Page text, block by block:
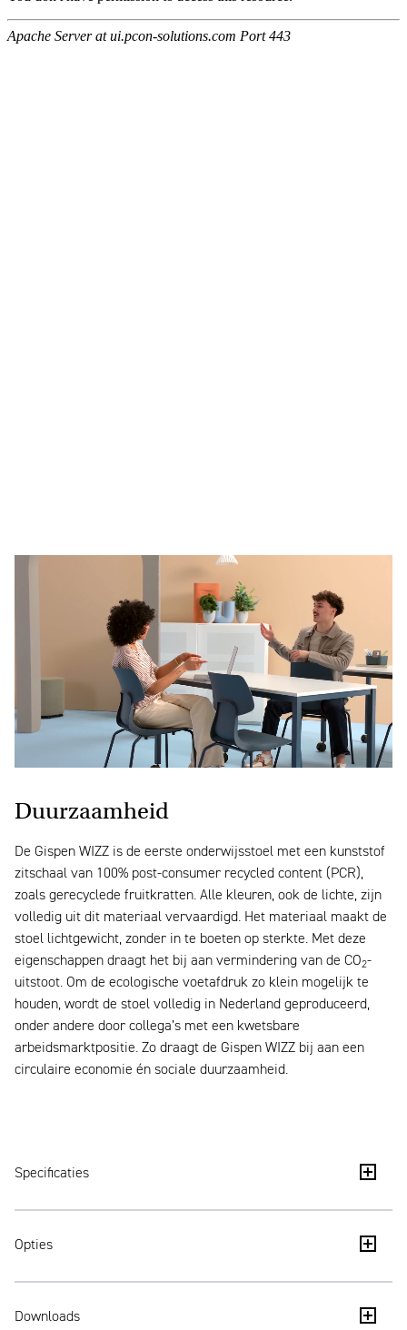
Duurzaamheid
De Gispen WIZZ is de eerste onderwijsstoel met een kunststof
zitschaal van 100% post-consumer recycled content (PCR),
zoals gerecyclede fruitkratten. Alle kleuren, ook de lichte, zijn
volledig uit dit materiaal vervaardigd. Het materiaal maakt de
stoel lichtgewicht, zonder in te boeten op sterkte. Met deze
eigenschappen draagt het bij aan vermindering van de CO2-
uitstoot. Om de ecologische voetafdruk zo klein mogelijk te
houden, wordt de stoel volledig in Nederland geproduceerd,
onder andere door collega’s met een kwetsbare
arbeidsmarktpositie. Zo draagt de Gispen WIZZ bij aan een
circulaire economie én sociale duurzaamheid.
Specificaties
(PCR)
Volledig modulair ontwerp voor lange levensduur;
onderdelen zijn eenvoudig te repareren, vervangen
Opties
sledeframe, draadframe (laag en hoog) en
Downloads